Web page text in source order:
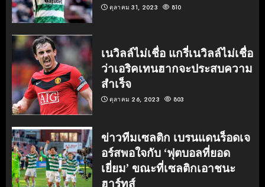
ตุลาคม 31, 2023 810
เนวิลล์ไม่เชื่อ แกรี่เนวิลล์ไม่เชื่อ
ว่าเอริคเทนฮากจะประสบความ
สำเร็จ
ตุลาคม 26, 2023 803
ข่าวทีมเซลติก เบรนแดนร็อดเจ
อร์สพอใจกับ ‘ฟุตบอลที่ยอด
เยี่ยม’ ขณะที่เซลติกเอาชนะ
ฮาร์ทส์